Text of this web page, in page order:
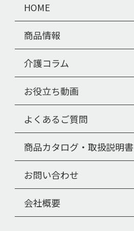
HOME
商品情報
介護コラム
お役立ち動画
よくあるご質問
商品カタログ・取扱説明書
お問い合わせ
会社概要